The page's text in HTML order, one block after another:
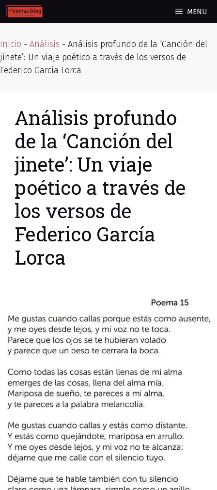
Skip
to
MENU
Inicio - Análisis - Análisis profundo de la ‘Canción del
jinete’: Un viaje poético a través de los versos de
Federico García Lorca
Análisis profundo
de la ‘Canción del
jinete’: Un viaje
poético a través de
los versos de
Federico García
Lorca